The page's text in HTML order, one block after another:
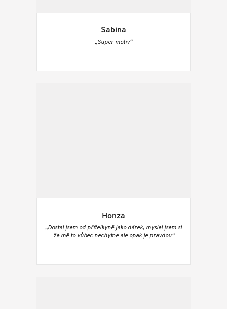
Sabina
„Super motiv“
Honza
„Dostal jsem od přítelkyně jako dárek, myslel jsem si
že mě to vůbec nechytne ale opak je pravdou“